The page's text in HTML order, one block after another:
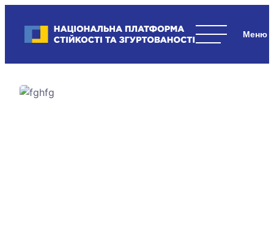
content
Національна платформа стійкості та згуртованості
стратегічні
–